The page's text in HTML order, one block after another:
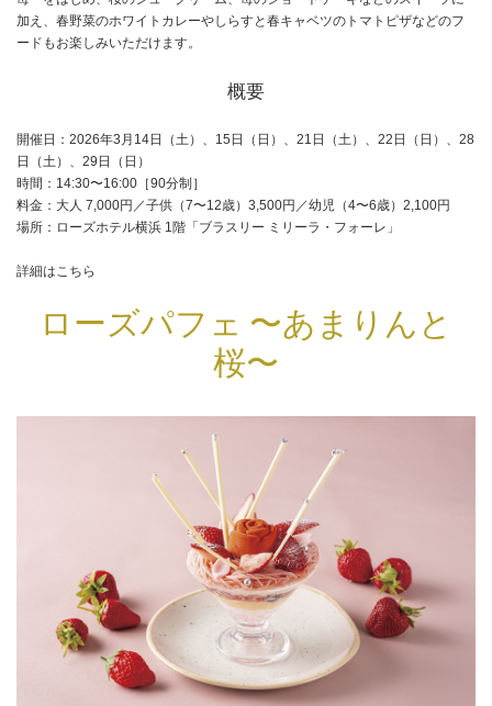
加え、春野菜のホワイトカレーやしらすと春キャベツのトマトピザなどのフ
ードもお楽しみいただけます。
概要
開催日：2026年3月14日（土）、15日（日）、21日（土）、22日（日）、28
日（土）、29日（日）
時間：14:30〜16:00［90分制］
料金：大人 7,000円／子供（7〜12歳）3,500円／幼児（4〜6歳）2,100円
場所：ローズホテル横浜 1階「ブラスリー ミリーラ・フォーレ」
詳細はこちら
ローズパフェ 〜あまりんと
桜〜